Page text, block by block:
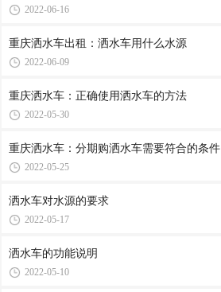
2022-06-16
重庆洒水车出租：洒水车用什么水源
2022-06-09
重庆洒水车：正确使用洒水车的方法
2022-05-30
重庆洒水车：分期购洒水车需要符合的条件
2022-05-25
洒水车对水源的要求
2022-05-17
洒水车的功能说明
2022-05-10